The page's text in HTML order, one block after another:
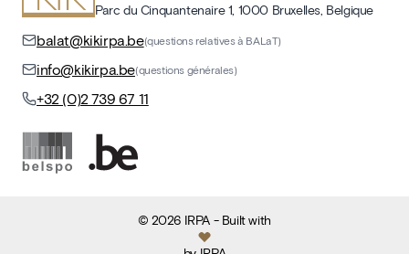
Parc du Cinquantenaire 1, 1000 Bruxelles, Belgique
balat@kikirpa.be(questions relatives à BALaT)
info@kikirpa.be(questions générales)
+32 (0)2 739 67 11
©2026 IRPA- Built with